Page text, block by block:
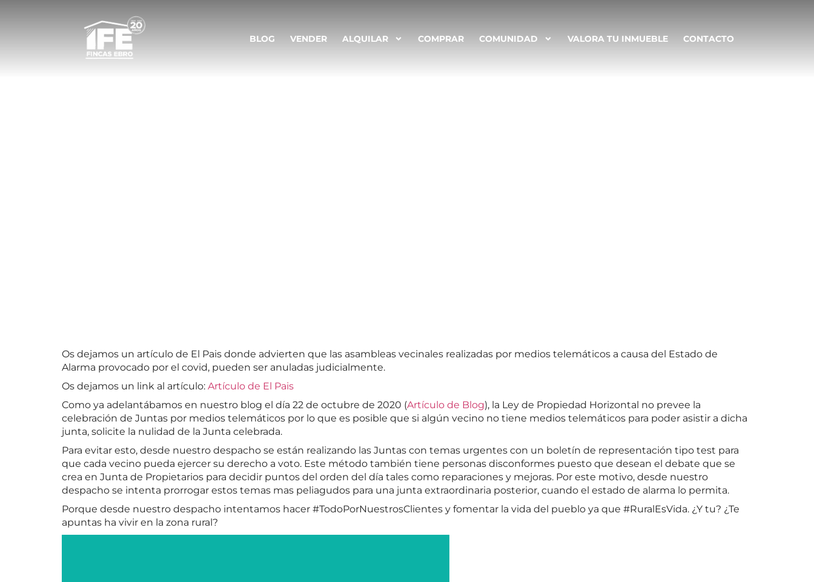
BLOG VENDER ALQUILAR COMPRAR COMUNIDAD VALORA TU INMUEBLE CONTACTO
Os dejamos un artículo de El Pais donde advierten que las asambleas vecinales realizadas por medios telemáticos a causa del Estado de
Alarma provocado por el covid, pueden ser anuladas judicialmente.
Os dejamos un link al artículo: Artículo de El Pais
Como ya adelantábamos en nuestro blog el día 22 de octubre de 2020 (Artículo de Blog), la Ley de Propiedad Horizontal no prevee la
celebración de Juntas por medios telemáticos por lo que es posible que si algún vecino no tiene medios telemáticos para poder asistir a dicha
junta, solicite la nulidad de la Junta celebrada.
Para evitar esto, desde nuestro despacho se están realizando las Juntas con temas urgentes con un boletín de representación tipo test para
que cada vecino pueda ejercer su derecho a voto. Este método también tiene personas disconformes puesto que desean el debate que se
crea en Junta de Propietarios para decidir puntos del orden del día tales como reparaciones y mejoras. Por este motivo, desde nuestro
despacho se intenta prorrogar estos temas mas peliagudos para una junta extraordinaria posterior, cuando el estado de alarma lo permita.
Porque desde nuestro despacho intentamos hacer #TodoPorNuestrosClientes y fomentar la vida del pueblo ya que #RuralEsVida. ¿Y tu? ¿Te
apuntas ha vivir en la zona rural?